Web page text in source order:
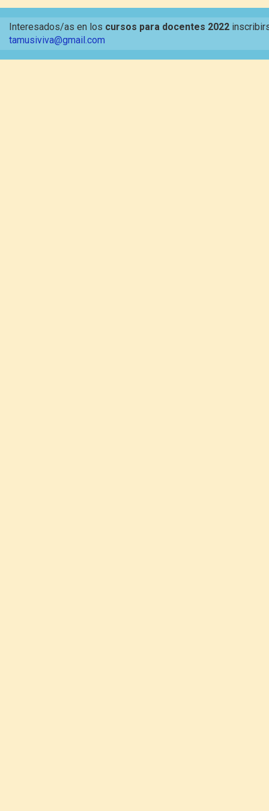
Interesados/as en los cursos para docentes 2022
tamusiviva@gmail.com